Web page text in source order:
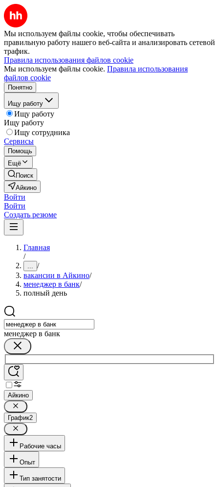
Мы используем файлы cookie, чтобы обеспечивать
правильную работу нашего веб-сайта и анализировать сетевой
трафик.
Правила использования файлов cookie
Мы используем файлы cookie. Правила использования
файлов cookie
Понятно
Ищу работу
Ищу работу
Ищу работу
Ищу сотрудника
Сервисы
Помощь
Ещё
Поиск
Айкино
Войти
Войти
Создать резюме
Главная
/
... /
вакансии в Айкино/
менеджер в банк/
полный день
менеджер в банк
Айкино
График2
Рабочие часы
Опыт
Тип занятости